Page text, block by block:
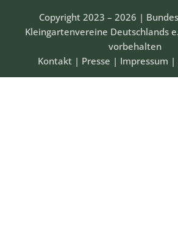
Copyright 2023 – 2026 |
Kleingartenvereine Deutschlands
vorbehalten
Kontakt | Presse | Impressum |